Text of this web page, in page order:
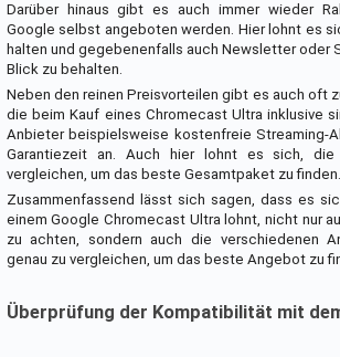
Darüber hinaus gibt es auch immer wieder
Google selbst angeboten werden. Hier lohnt es
halten und gegebenenfalls auch Newsletter oder
Blick zu behalten.
Neben den reinen Preisvorteilen gibt es auch oft
die beim Kauf eines Chromecast Ultra inklusive
Anbieter beispielsweise kostenfreie Streaming-
Garantiezeit an. Auch hier lohnt es sich,
vergleichen, um das beste Gesamtpaket zu finden.
Zusammenfassend lässt sich sagen, dass es
einem Google Chromecast Ultra lohnt, nicht nur
zu achten, sondern auch die verschiedenen
genau zu vergleichen, um das beste Angebot zu
Überprüfung der Kompatibilität mit